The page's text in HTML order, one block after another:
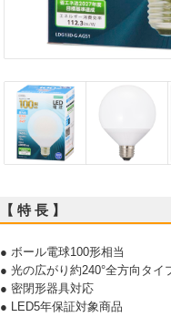
【 特 長 】
● ボール電球100形相当
● 光の広がり約240°全方向タイ
● 密閉形器具対応
● LED5年保証対象商品